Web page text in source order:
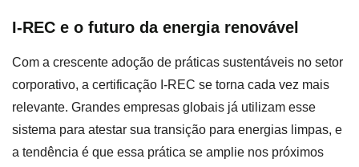
I-REC e o futuro da energia renovável
Com a crescente adoção de práticas sustentáveis no setor
corporativo, a certificação I-REC se torna cada vez mais
relevante. Grandes empresas globais já utilizam esse
sistema para atestar sua transição para energias limpas, e
a tendência é que essa prática se amplie nos próximos